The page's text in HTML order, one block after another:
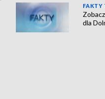
FAKTY
dla